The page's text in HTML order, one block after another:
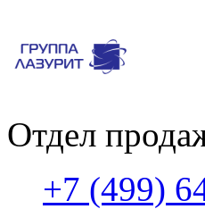
Отдел
+7 (499)